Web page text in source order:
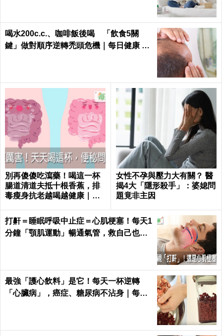
喝水200c.c.、咖啡飯後喝 「飲食5關
鍵」做對順序逆轉禿頭危機｜每日健康 He
別再傻傻吃瀉藥！喝這一杯
腸道清道夫抵十根香蕉，排
毒瘦身抗老越喝越健康｜每
女性不孕與壓力大有關？ 醫
揭4大「隱形殺手」：婆媳問
題竟非主因
打鼾＝睡眠呼吸中止症＝心肌梗塞！每天1
分鐘「顎肌運動」暢通氣管，救自己也救
最強「護心飲料」是它！每天一杯逆轉
「心臟病」，癌症、糖尿病不沾身｜每日